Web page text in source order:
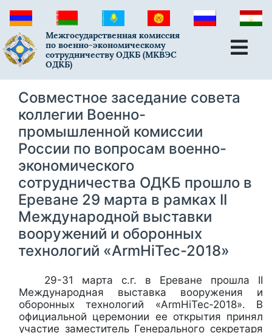
Межгосударственная комиссия
по военно-экономическому
сотрудничеству ОДКБ (МКВЭС
ОДКБ)
Совместное заседание совета
коллегии Военно-
промышленной комиссии
России по вопросам военно-
экономического
сотрудничества ОДКБ прошло в
Ереване 29 марта в рамках II
Международной выставки
вооружений и оборонных
технологий «ArmHiTec-2018»
29-31 марта с.г. в Ереване прошла II
Международная выставка вооружения и
оборонных технологий «ArmHiTec-2018». В
официальной церемонии ее открытия принял
участие заместитель Генерального секретаря